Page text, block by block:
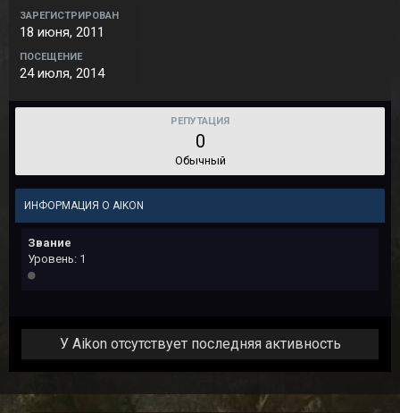
ЗАРЕГИСТРИРОВАН
18 июня, 2011
ПОСЕЩЕНИЕ
24 июля, 2014
РЕПУТАЦИЯ
0
Обычный
ИНФОРМАЦИЯ О AIKON
Звание
Уровень: 1
У Aikon отсутствует последняя активность